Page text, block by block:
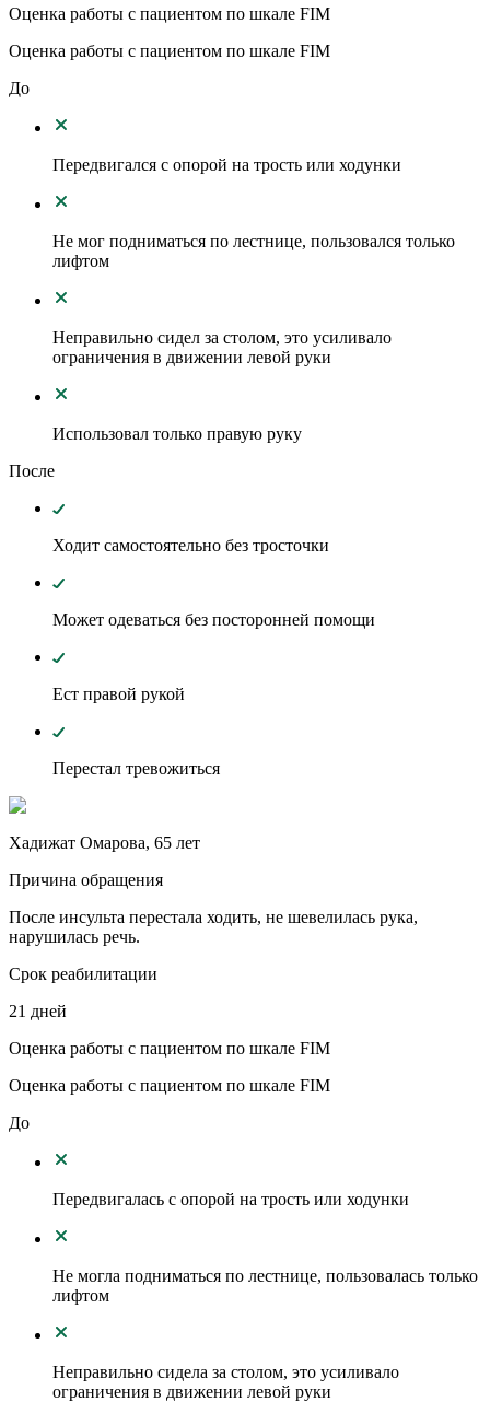
Оценка работы с пациентом по шкале FIM
Оценка работы с пациентом по шкале FIM
До
Передвигался с опорой на трость или ходунки
Не мог подниматься по лестнице, пользовался только
лифтом
Неправильно сидел за столом, это усиливало
ограничения в движении левой руки
Использовал только правую руку
После
Ходит самостоятельно без тросточки
Может одеваться без посторонней помощи
Ест правой рукой
Перестал тревожиться
Хадижат Омарова, 65 лет
Причина обращения
После инсульта перестала ходить, не шевелилась рука,
нарушилась речь.
Срок реабилитации
21 дней
Оценка работы с пациентом по шкале FIM
Оценка работы с пациентом по шкале FIM
До
Передвигалась с опорой на трость или ходунки
Не могла подниматься по лестнице, пользовалась только
лифтом
Неправильно сидела за столом, это усиливало
ограничения в движении левой руки